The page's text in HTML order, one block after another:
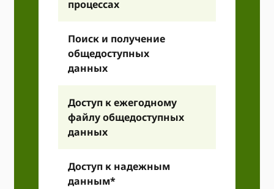
процессах
Поиск и получение
общедоступных
данных
Доступ к ежегодному
файлу общедоступных
данных
Доступ к надежным
данным*